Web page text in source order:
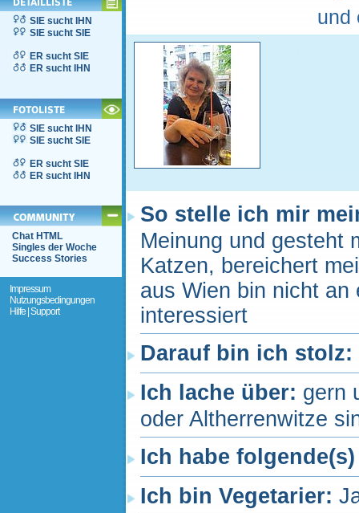
SIE sucht IHN
SIE sucht SIE
ER sucht SIE
ER sucht IHN
SIE sucht IHN
SIE sucht SIE
ER sucht SIE
ER sucht IHN
Chat HTML
Singles der Woche
Success Stories
Impressum
Nutzungsbedingungen
Hilfe | Support
und
So stelle ich mir
Meinung und gesteht
Katzen, bereichert
aus Wien bin nicht an
interessiert
Darauf bin ich stolz:
Ich lache über: gern
oder Altherrenwitze
Ich habe
Ich bin Vegetarier: